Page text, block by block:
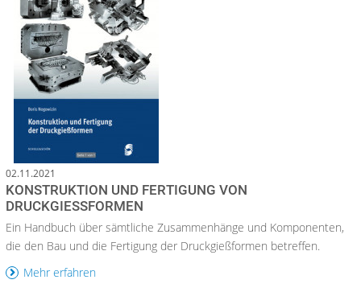
02.11.2021
KONSTRUKTION UND FERTIGUNG VON
DRUCKGIESSFORMEN
Ein Handbuch über sämtliche Zusammenhänge und Komponenten,
die den Bau und die Fertigung der Druckgießformen betreffen.
Mehr erfahren